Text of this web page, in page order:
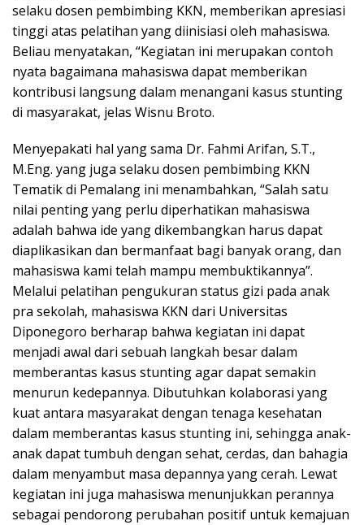
selaku dosen pembimbing KKN, memberikan apresiasi
tinggi atas pelatihan yang diinisiasi oleh mahasiswa.
Beliau menyatakan, “Kegiatan ini merupakan contoh
nyata bagaimana mahasiswa dapat memberikan
kontribusi langsung dalam menangani kasus stunting
di masyarakat, jelas Wisnu Broto.
Menyepakati hal yang sama Dr. Fahmi Arifan, S.T.,
M.Eng. yang juga selaku dosen pembimbing KKN
Tematik di Pemalang ini menambahkan, “Salah satu
nilai penting yang perlu diperhatikan mahasiswa
adalah bahwa ide yang dikembangkan harus dapat
diaplikasikan dan bermanfaat bagi banyak orang, dan
mahasiswa kami telah mampu membuktikannya”.
Melalui pelatihan pengukuran status gizi pada anak
pra sekolah, mahasiswa KKN dari Universitas
Diponegoro berharap bahwa kegiatan ini dapat
menjadi awal dari sebuah langkah besar dalam
memberantas kasus stunting agar dapat semakin
menurun kedepannya. Dibutuhkan kolaborasi yang
kuat antara masyarakat dengan tenaga kesehatan
dalam memberantas kasus stunting ini, sehingga anak-
anak dapat tumbuh dengan sehat, cerdas, dan bahagia
dalam menyambut masa depannya yang cerah. Lewat
kegiatan ini juga mahasiswa menunjukkan perannya
sebagai pendorong perubahan positif untuk kemajuan